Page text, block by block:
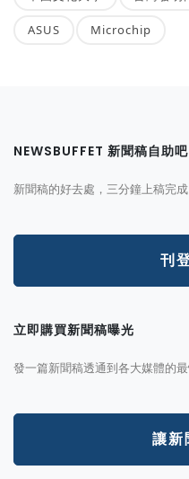
ASUS Microchip
NEWSBUFFET 新聞稿自助吧
新聞稿的好去處，三分鐘上稿完
刊
立即購買新聞稿曝光
發一篇新聞稿透通到各大媒體的
讓新